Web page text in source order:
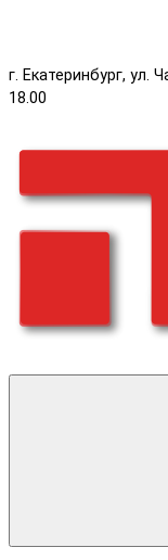
г. Екатеринбург, ул.
18.00